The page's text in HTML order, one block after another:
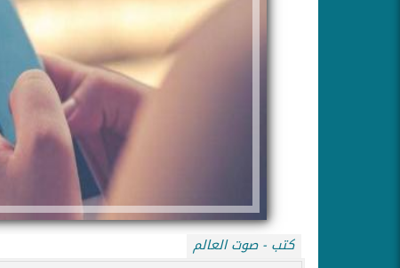
كتب - صوت العالم